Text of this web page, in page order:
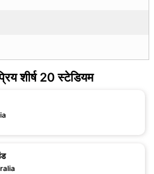
शीर्ष 20 स्टेडियम